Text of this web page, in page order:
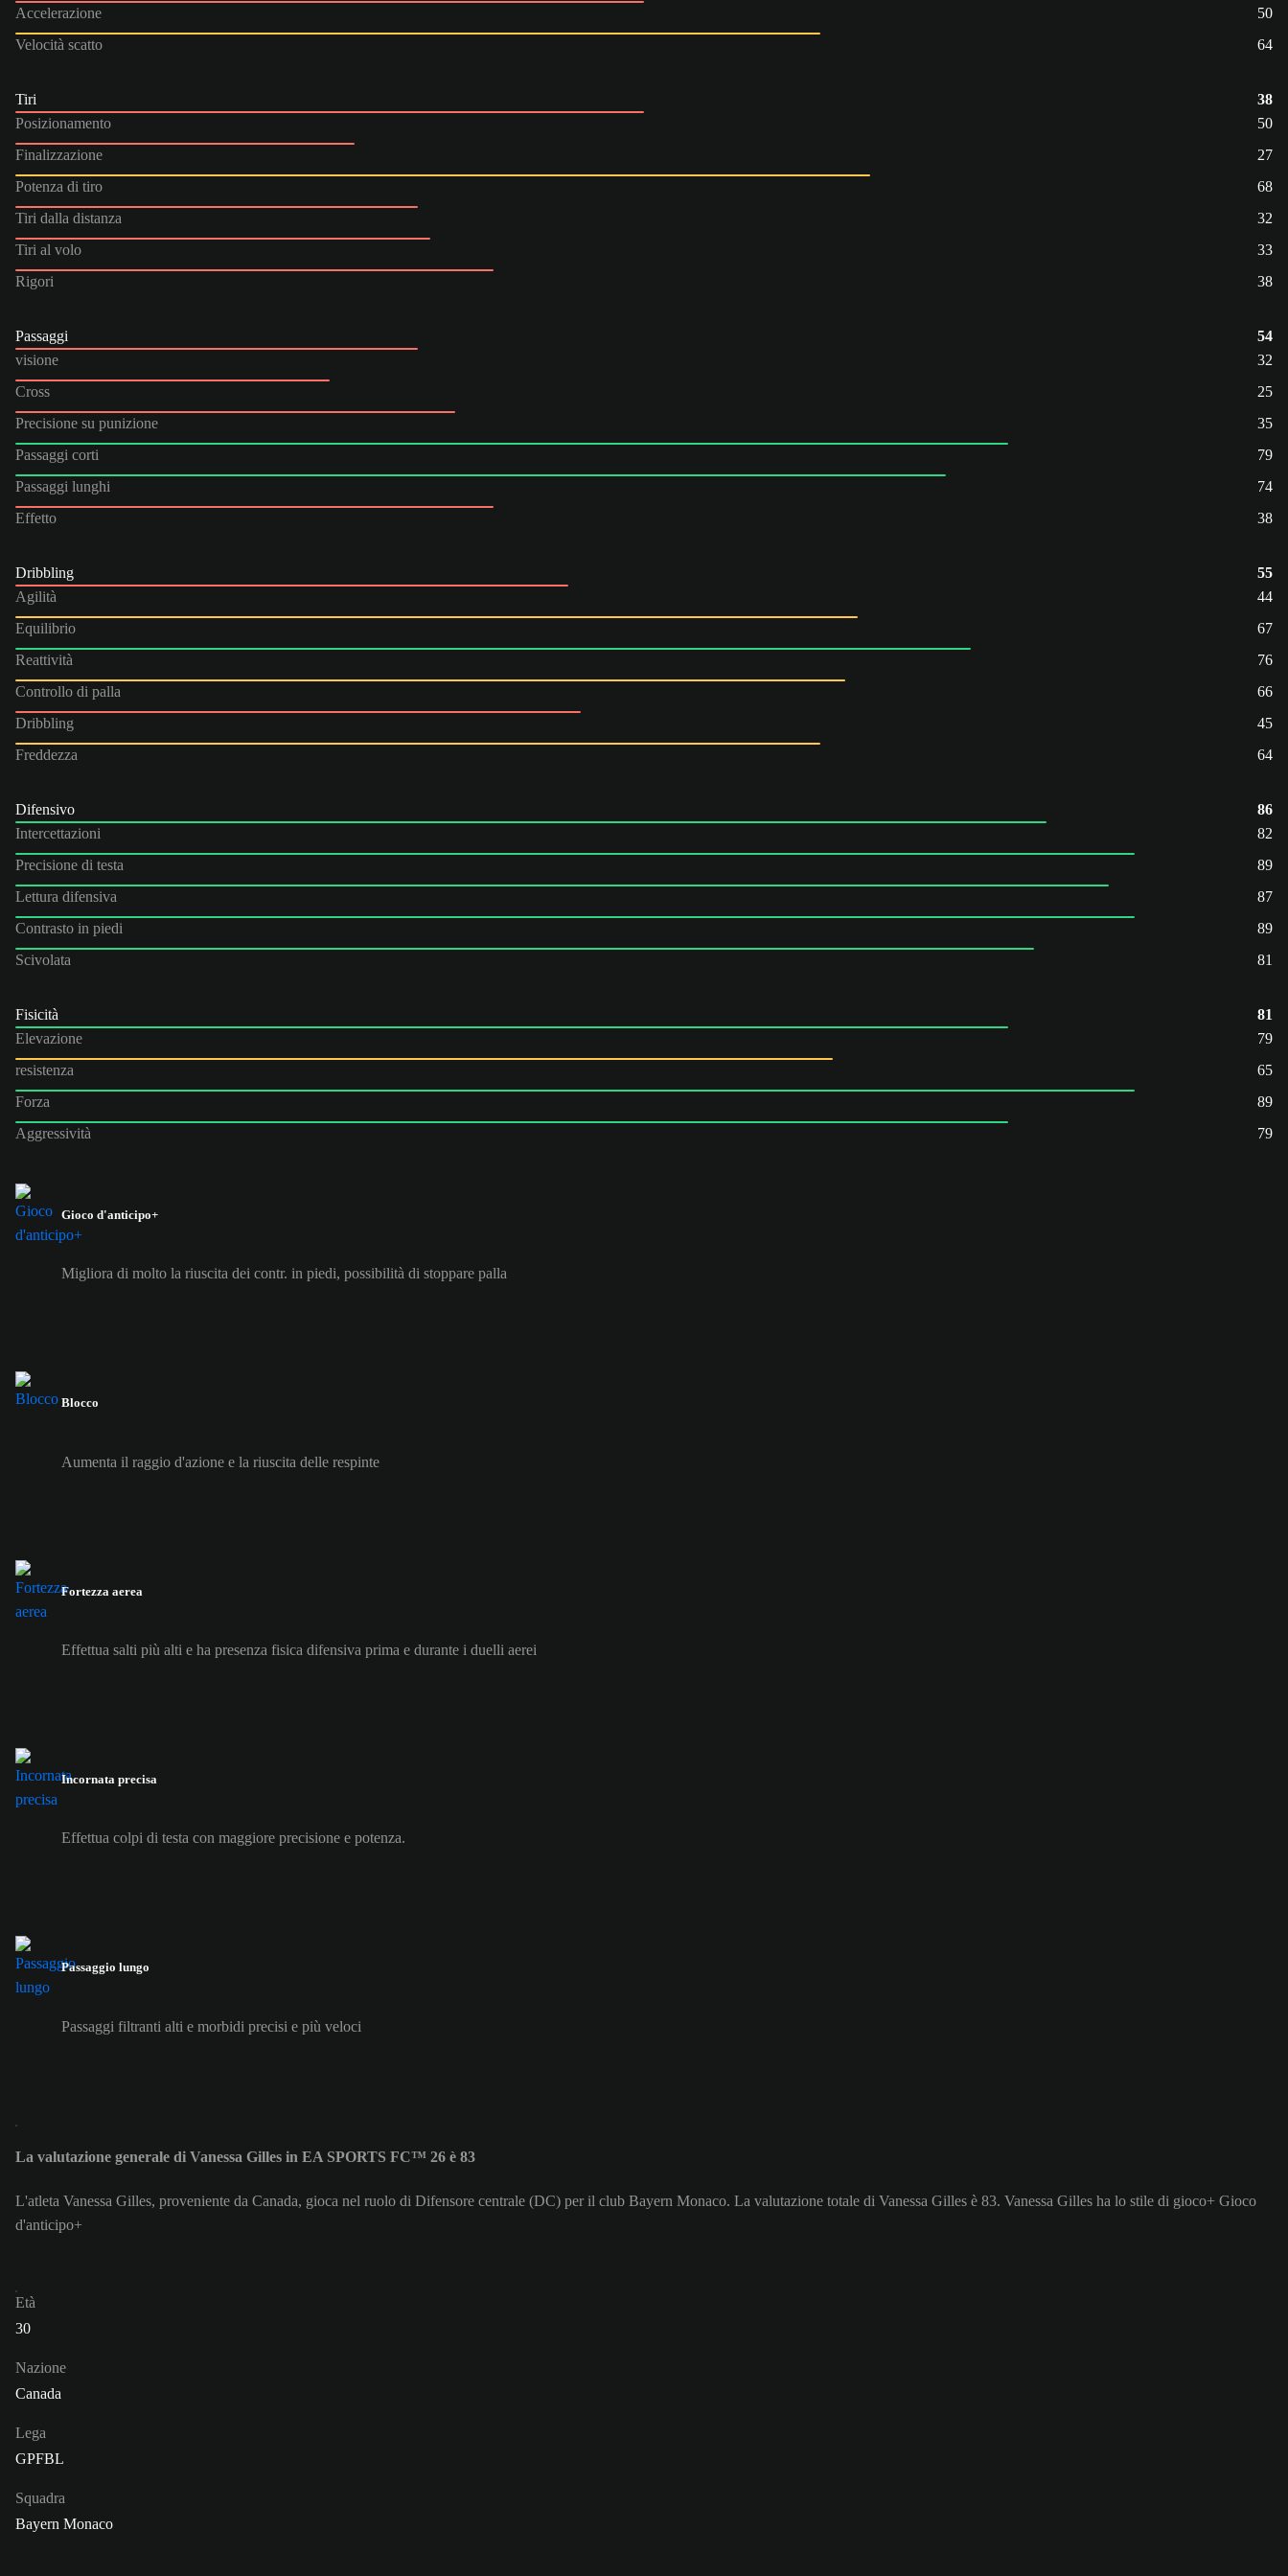
Accelerazione
50
Velocità scatto
64
Tiri
38
Posizionamento
50
Finalizzazione
27
Potenza di tiro
68
Tiri dalla distanza
32
Tiri al volo
33
Rigori
38
Passaggi
54
visione
32
Cross
25
Precisione su punizione
35
Passaggi corti
79
Passaggi lunghi
74
Effetto
38
Dribbling
55
Agilità
44
Equilibrio
67
Reattività
76
Controllo di palla
66
Dribbling
45
Freddezza
64
Difensivo
86
Intercettazioni
82
Precisione di testa
89
Lettura difensiva
87
Contrasto in piedi
89
Scivolata
81
Fisicità
81
Elevazione
79
resistenza
65
Forza
89
Aggressività
79
Gioco d'anticipo+
Migliora di molto la riuscita dei contr. in piedi, possibilità di stoppare palla
Blocco
Aumenta il raggio d'azione e la riuscita delle respinte
Fortezza aerea
Effettua salti più alti e ha presenza fisica difensiva prima e durante i duelli aerei
Incornata precisa
Effettua colpi di testa con maggiore precisione e potenza.
Passaggio lungo
Passaggi filtranti alti e morbidi precisi e più veloci
La valutazione generale di Vanessa Gilles in EA SPORTS FC™ 26 è 83
L'atleta Vanessa Gilles, proveniente da Canada, gioca nel ruolo di Difensore centrale (DC) per il club Bayern Monaco. La valutazione totale di Vanessa Gilles è 83. Vanessa Gilles ha lo stile di gioco+ Gioco
d'anticipo+
Età
30
Nazione
Canada
Lega
GPFBL
Squadra
Bayern Monaco